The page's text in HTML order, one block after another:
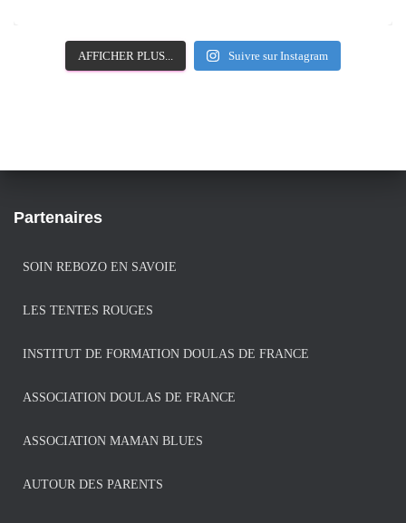
AFFICHER PLUS... Suivre sur Instagram
Partenaires
SOIN REBOZO EN SAVOIE
LES TENTES ROUGES
INSTITUT DE FORMATION DOULAS DE FRANCE
ASSOCIATION DOULAS DE FRANCE
ASSOCIATION MAMAN BLUES
AUTOUR DES PARENTS